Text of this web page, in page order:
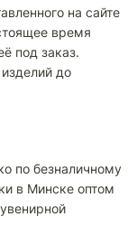
на сайте
время
под заказ.
до
по безналичному
в Минске оптом